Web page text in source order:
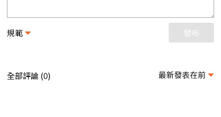
規範 發布
全部評論 (0) 最新發表在前